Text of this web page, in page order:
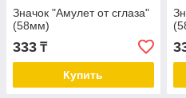
Значок "Амулет от сглаза"
(58мм)
333 ₸
Купить